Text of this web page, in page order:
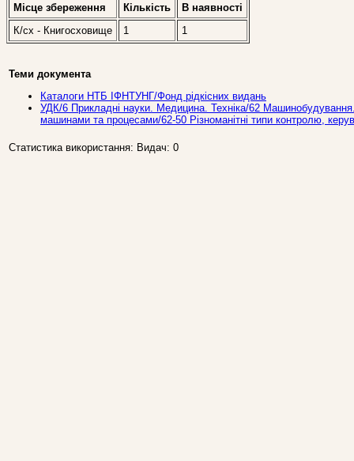
Місце збереження
Кількість
В наявностi
К/сх - Книгосховище
1 1
Теми документа
Каталоги НТБ ІФНТУНГ/Фонд рідкісних видань
УДК/6 Прикладнi науки. Медицина. Техніка/62
машинами та процесами/62-50 Різноманітні типи контролю,
Статистика використання: Видач: 0